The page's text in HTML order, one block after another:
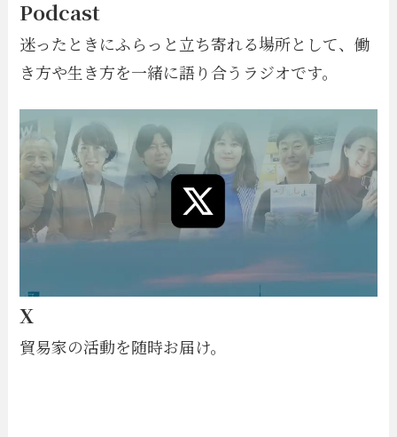
Podcast
迷ったときにふらっと立ち寄れる場所として、働
き方や生き方を一緒に語り合うラジオです。
X
貿易家の活動を随時お届け。